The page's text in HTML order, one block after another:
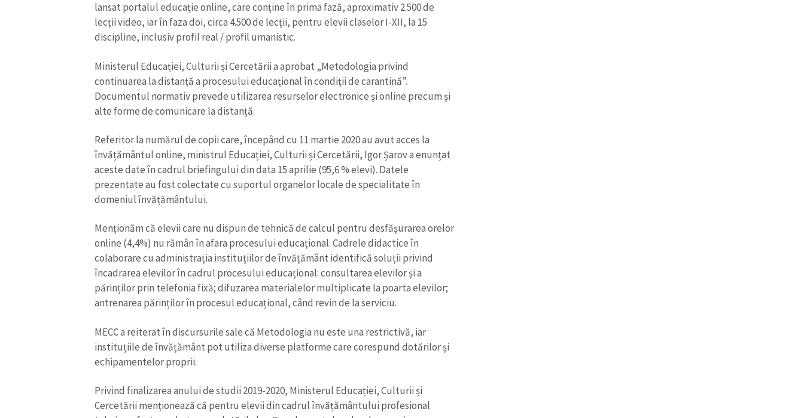
lansat portalul educație online, care conține în prima fază, aproximativ 2.500 de
lecții video, iar în faza doi, circa 4.500 de lecții, pentru elevii claselor I-XII, la 15
discipline, inclusiv profil real / profil umanistic.
Ministerul Educației, Culturii și Cercetării a aprobat „Metodologia privind
continuarea la distanță a procesului educațional în condiții de carantină”.
Documentul normativ prevede utilizarea resurselor electronice și online precum și
alte forme de comunicare la distanță.
Referitor la numărul de copii care, începând cu 11 martie 2020 au avut acces la
învățământul online, ministrul Educației, Culturii și Cercetării, Igor Șarov a enunțat
aceste date în cadrul briefingului din data 15 aprilie (95,6 % elevi). Datele
prezentate au fost colectate cu suportul organelor locale de specialitate în
domeniul învățământului.
Menționăm că elevii care nu dispun de tehnică de calcul pentru desfășurarea orelor
online (4,4%) nu rămân în afara procesului educațional. Cadrele didactice în
colaborare cu administrația instituțiilor de învățământ identifică soluții privind
încadrarea elevilor în cadrul procesului educațional: consultarea elevilor și a
părinților prin telefonia fixă; difuzarea materialelor multiplicate la poarta elevilor;
antrenarea părinților în procesul educațional, când revin de la serviciu.
MECC a reiterat în discursurile sale că Metodologia nu este una restrictivă, iar
instituțiile de învățământ pot utiliza diverse platforme care corespund dotărilor și
echipamentelor proprii.
Privind finalizarea anului de studii 2019-2020, Ministerul Educației, Culturii și
Cercetării menționează că pentru elevii din cadrul învățământului profesional